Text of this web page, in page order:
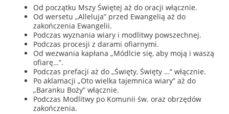
Od początku Mszy Świętej aż do oracji włącznie.
Od wersetu „Alleluja” przed Ewangelią aż do
zakończenia Ewangelii.
Podczas wyznania wiary i modlitwy powszechnej.
Podczas procesji z darami ofiarnymi.
Od wezwania kapłana „Módlcie się, aby moją i waszą
ofiarę…”.
Podczas prefacji aż do „Święty, Święty …” włącznie.
Po aklamacji „Oto wielka tajemnica wiary” aż do
„Baranku Boży” włącznie.
Podczas Modlitwy po Komunii św. oraz obrzędów
zakończenia.